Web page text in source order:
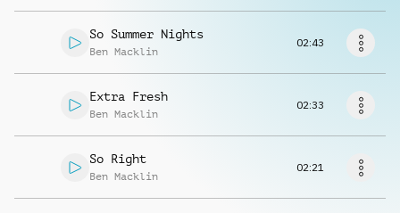
So Summer Nights
Ben Macklin
02:43
Extra Fresh
Ben Macklin
02:33
So Right
Ben Macklin
02:21